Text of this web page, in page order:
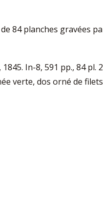
84 planches gravées
In-8, 591 pp., 84
verte, dos orné de